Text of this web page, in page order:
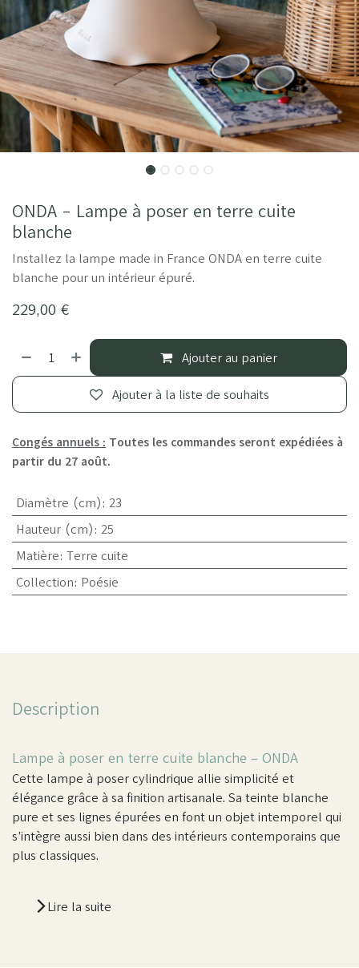
ONDA - Lampe à poser en terre cuite
blanche
Installez la lampe made in France ONDA en terre cuite
blanche pour un intérieur épuré.
229,00 €
Ajouter au panier
Ajouter à la liste de souhaits
Congés annuels : Toutes les commandes seront expédiées à
partir du 27 août.
Diamètre (cm): 23
Hauteur (cm): 25
Matière: Terre cuite
Collection: Poésie
Description
Lampe à poser en terre cuite blanche – ONDA
Cette lampe à poser cylindrique allie simplicité et
élégance grâce à sa finition artisanale. Sa teinte blanche
pure et ses lignes épurées en font un objet intemporel qui
s’intègre aussi bien dans des intérieurs contemporains que
plus classiques.
Lire la suite